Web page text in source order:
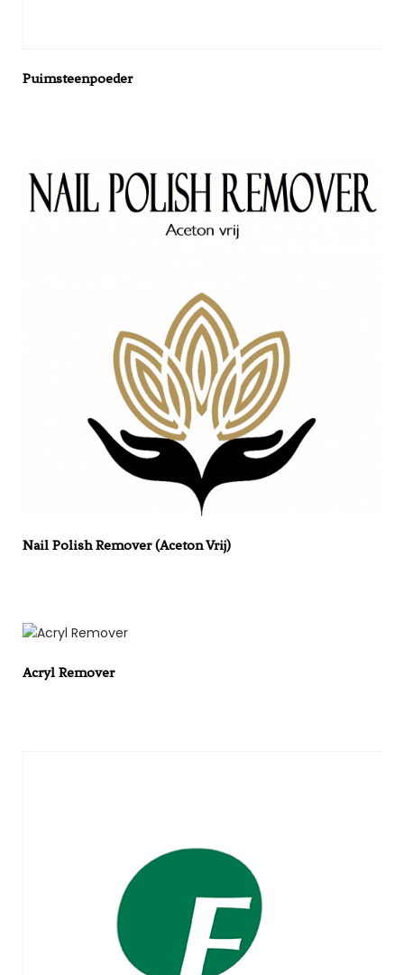
Puimsteenpoeder
Nail Polish Remover (Aceton Vrij)
Acryl Remover